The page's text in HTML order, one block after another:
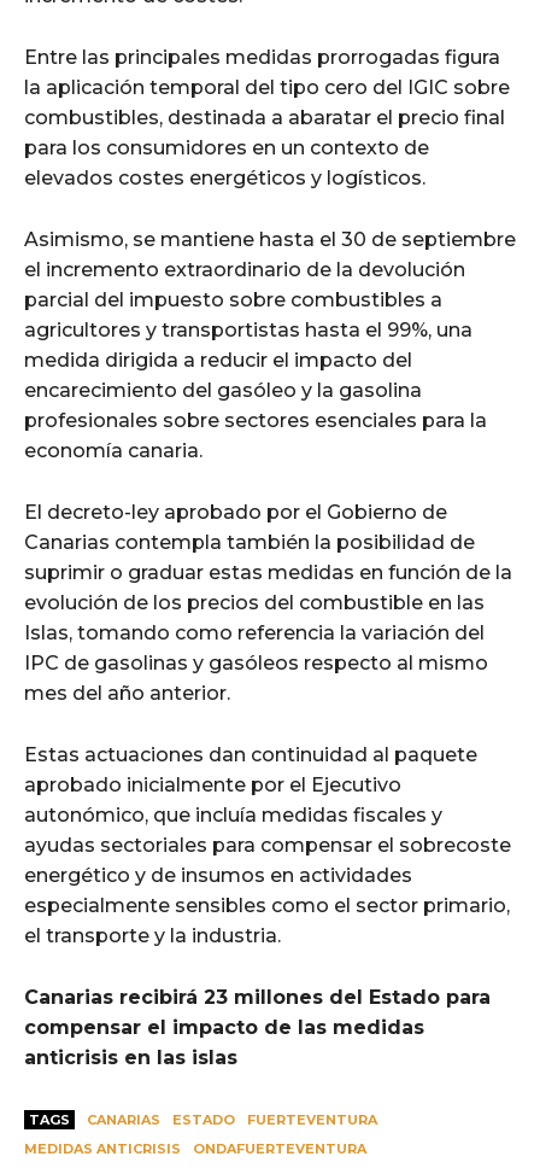
Entre las principales medidas prorrogadas figura
la aplicación temporal del tipo cero del IGIC sobre
combustibles, destinada a abaratar el precio final
para los consumidores en un contexto de
elevados costes energéticos y logísticos.
Asimismo, se mantiene hasta el 30 de septiembre
el incremento extraordinario de la devolución
parcial del impuesto sobre combustibles a
agricultores y transportistas hasta el 99%, una
medida dirigida a reducir el impacto del
encarecimiento del gasóleo y la gasolina
profesionales sobre sectores esenciales para la
economía canaria.
El decreto-ley aprobado por el Gobierno de
Canarias contempla también la posibilidad de
suprimir o graduar estas medidas en función de la
evolución de los precios del combustible en las
Islas, tomando como referencia la variación del
IPC de gasolinas y gasóleos respecto al mismo
mes del año anterior.
Estas actuaciones dan continuidad al paquete
aprobado inicialmente por el Ejecutivo
autonómico, que incluía medidas fiscales y
ayudas sectoriales para compensar el sobrecoste
energético y de insumos en actividades
especialmente sensibles como el sector primario,
el transporte y la industria.
Canarias recibirá 23 millones del Estado para
compensar el impacto de las medidas
anticrisis en las islas
TAGS CANARIAS ESTADO
FUERTEVENTURA
MEDIDAS ANTICRISIS
ONDAFUERTEVENTURA